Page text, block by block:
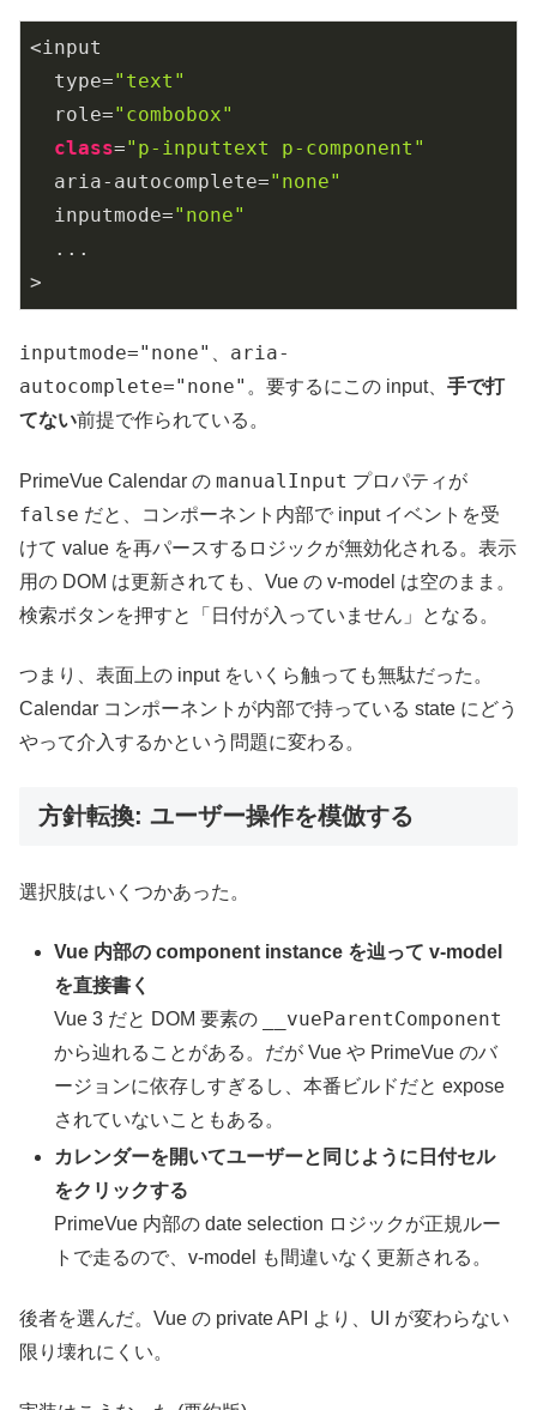
<input
  type=
"text"
  role=
"combobox"
class="p-inputtext p-component"
  aria-autocomplete=
"none"
  inputmode=
"none"
  ...
>
inputmode="none"
aria-
autocomplete="none" 。要するにこの input、 手で打
てない前提で作られている。
PrimeVue Calendar の manualInput プロパティが
false だと、コンポーネント内部で input イベントを受
けて value を再パースするロジックが無効化される。表示
用の DOM は更新されても、Vue の v-model は空のまま。
検索ボタンを押すと「日付が入っていません」となる。
つまり、表面上の input をいくら触っても無駄だった。
Calendar コンポーネントが内部で持っている state にどう
やって介入するかという問題に変わる。
方針転換: ユーザー操作を模倣する
選択肢はいくつかあった。
Vue 内部の component instance を辿って v-model
を直接書く
Vue 3 だと DOM 要素の
__vueParentComponent
から辿れることがある。だが Vue や PrimeVue のバ
ージョンに依存しすぎるし、本番ビルドだと expose
されていないこともある。
カレンダーを開いてユーザーと同じように日付セル
をクリックする
PrimeVue 内部の date selection ロジックが正規ルー
トで走るので、v-model も間違いなく更新される。
後者を選んだ。Vue の private API より、UI が変わらない
限り壊れにくい。